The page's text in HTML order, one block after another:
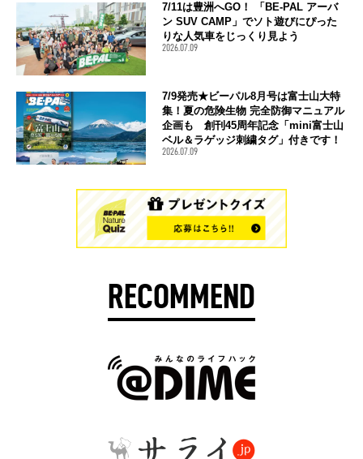
7/11は豊洲へGO！ 「BE-PAL アーバ
ン SUV CAMP」でソト遊びにぴった
りな人気車をじっくり見よう
2026.07.09
7/9発売★ビーパル8月号は富士山大特
集！夏の危険生物 完全防御マニュアル
企画も 創刊45周年記念「mini富士山
ベル＆ラゲッジ刺繍タグ」付きです！
2026.07.09
RECOMMEND